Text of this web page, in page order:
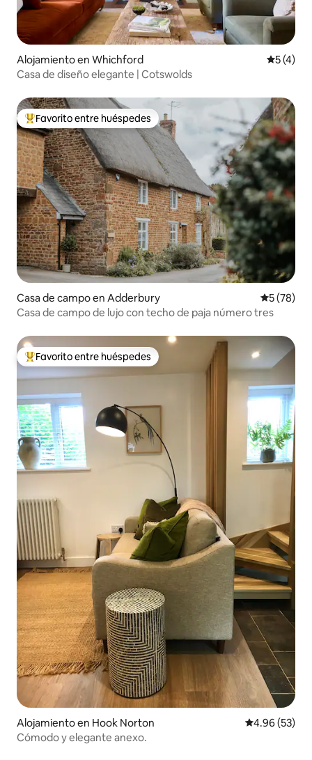
Alojamiento en Whichford
5 (4)
Casa de diseño elegante | Cotswolds
Favorito entre huéspedes preferido
Favorito entre huéspedes
Casa de campo en Adderbury
5 (78)
Casa de campo de lujo con techo de paja número tres
Favorito entre huéspedes preferido
Favorito entre huéspedes
Alojamiento en Hook Norton Calificación
4.96 (53)
Cómodo y elegante anexo.